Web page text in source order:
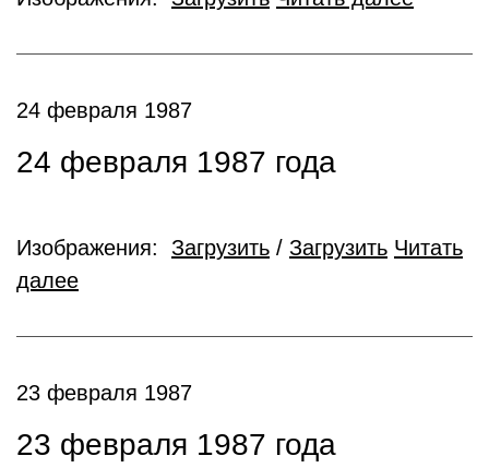
24 февраля 1987
24 февраля 1987 года
Изображения: Загрузить / Загрузить Читать
далее
23 февраля 1987
23 февраля 1987 года